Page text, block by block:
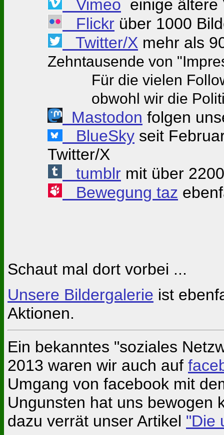
Vimeo einige ältere
Flickr über 1000
Twitter/X mehr als
Zehntausende von
Für die vielen
obwohl wir die Politik
Mastodon folgen
BlueSky seit
Twitter/X
tumblr mit über
Bewegung taz
Schaut mal dort vorbei ...
Unsere Bildergalerie ist
Aktionen.
Ein bekanntes "soziales
2013 waren wir auch auf
Umgang von facebook mit
Ungunsten hat uns bewogen
dazu verrät unser Artikel "Die